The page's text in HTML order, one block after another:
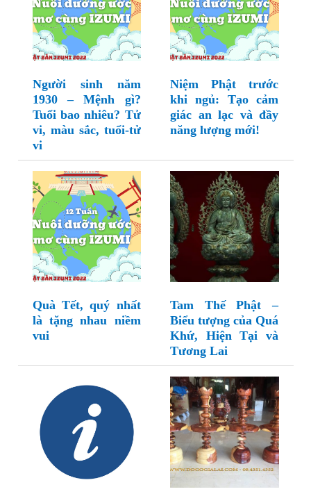
Người sinh năm
1930 – Mệnh gì?
Tuổi bao nhiêu? Tử
vi, màu sắc, tuổi-tử
vi
Niệm Phật trước
khi ngủ: Tạo cảm
giác an lạc và đầy
năng lượng mới!
Quà Tết, quý nhất
là tặng nhau niềm
vui
Tam Thế Phật –
Biểu tượng của Quá
Khứ, Hiện Tại và
Tương Lai